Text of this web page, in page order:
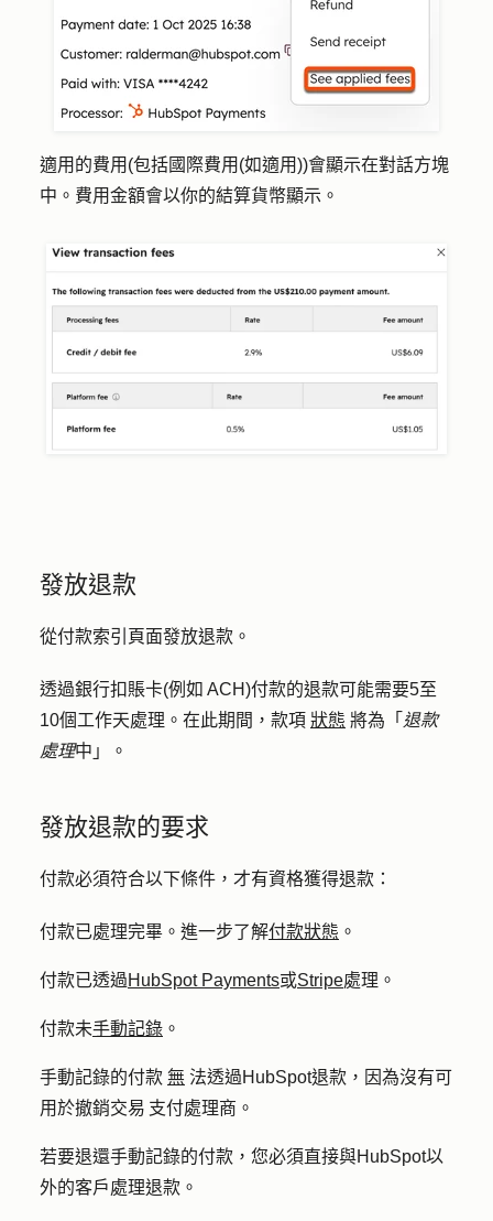
適用的費用(包括國際費用(如適用))會顯示在對話方塊
中。費用金額會以你的結算貨幣顯示。
發放退款
從付款索引頁面發放退款。
透過銀行扣賬卡(例如 ACH)付款的退款可能需要5至
10個工作天處理。在此期間，款項 狀態 將為「 退款
處理中」。
發放退款的要求
付款必須符合以下條件，才有資格獲得退款：
付款已處理完畢。 進一步了解付款狀態 。
付款已透過HubSpot Payments或Stripe處理 。
付款未手動記錄 。
手動記錄的付款 無 法透過HubSpot退款，因為沒有可
用於撤銷交易 支付處理商。
若要退還手動記錄的付款，您必須直接與HubSpot以
外的客戶處理退款。